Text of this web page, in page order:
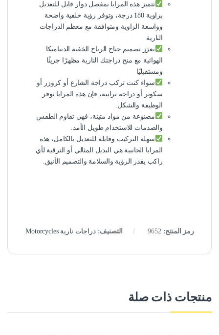
تتميز هذه المرايا بمفصل دوار قابل للتعديل
بزاوية 180 درجة، وتوفر رؤية خلفية واضحة
وواسعة الزاوية ومتوافقة مع معظم الدراجات
النارية
يعزز تصميم جناح الرياح الخفية الديناميكا
الهوائية مع منح دراجتك النارية مظهرًا جريئًا
ومستقبليًا
سواء كنت تركب دراجة الشارع أو كروزر أو
سكوتر أو دراجة ترابية، فإن هذه المرايا توفر
الوظيفة والشكل.
مصنوعة من مواد متينة، فهي تقاوم الطقس
والصدمات للاستخدام طويل الأمد.
سهلة التركيب وقابلة للتعديل بالكامل، هذه
المرايا الجانبية هي البديل المثالي أو الترقية لأي
راكب يقدر الرؤية والسلامة والتصميم الأنيق.
رمز المنتج: 9652 التصنيف:دراجات نارية Motorcycles
منتجات ذات صلة